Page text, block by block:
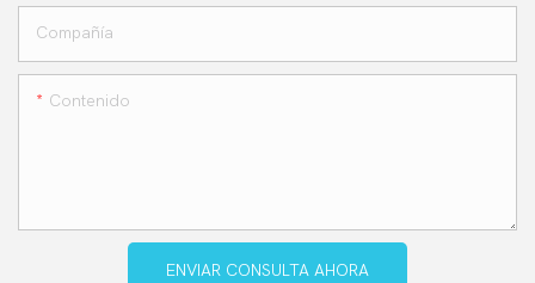
Compañía
Contenido
ENVIAR CONSULTA AHORA